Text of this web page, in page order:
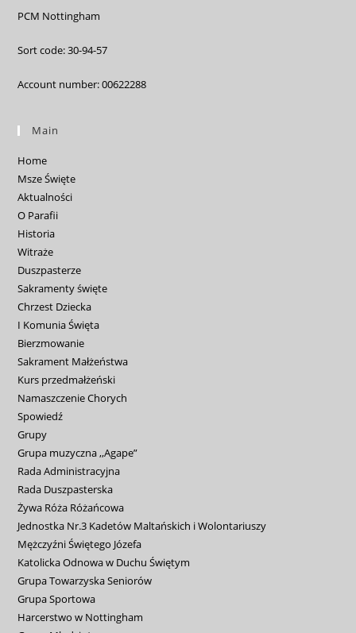
PCM Nottingham
Sort code: 30-94-57
Account number: 00622288
Main
Home
Msze Święte
Aktualności
O Parafii
Historia
Witraże
Duszpasterze
Sakramenty święte
Chrzest Dziecka
I Komunia Święta
Bierzmowanie
Sakrament Małżeństwa
Kurs przedmałżeński
Namaszczenie Chorych
Spowiedź
Grupy
Grupa muzyczna ,,Agape”
Rada Administracyjna
Rada Duszpasterska
Żywa Róża Różańcowa
Jednostka Nr.3 Kadetów Maltańskich i Wolontariuszy
Mężczyźni Świętego Józefa
Katolicka Odnowa w Duchu Świętym
Grupa Towarzyska Seniorów
Grupa Sportowa
Harcerstwo w Nottingham